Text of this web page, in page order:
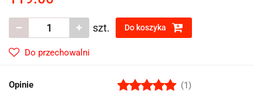
szt. Do koszyka
Do przechowalni
Opinie (1)